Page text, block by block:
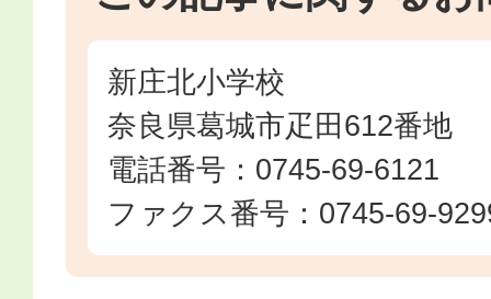
新庄北小学校
奈良県葛城市疋田612番地
電話番号：0745-69-6121
ファクス番号：0745-69-